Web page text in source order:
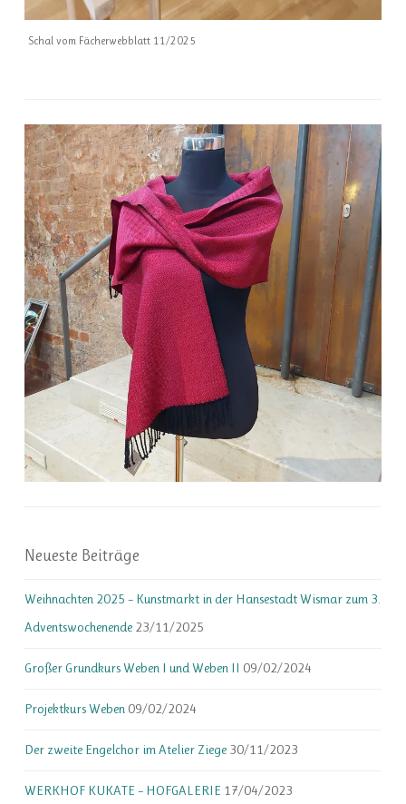
Schal vom Fächerwebblatt 11/2025
Neueste Beiträge
Weihnachten 2025 – Kunstmarkt in der Hansestadt Wismar zum 3.
Adventswochenende 23/11/2025
Großer Grundkurs Weben I und Weben II 09/02/2024
Projektkurs Weben 09/02/2024
Der zweite Engelchor im Atelier Ziege 30/11/2023
WERKHOF KUKATE – HOFGALERIE 17/04/2023